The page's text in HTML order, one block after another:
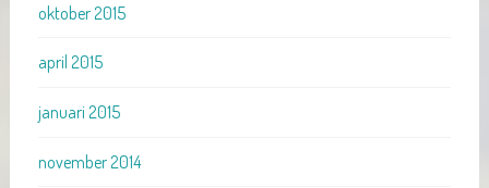
oktober 2015
april 2015
januari 2015
november 2014